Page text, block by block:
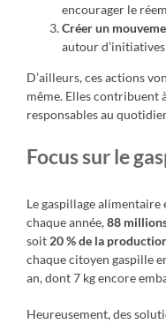
encourager le
Créer un
autour
D’ailleurs, ces actions
même. Elles contribuent
responsables au
Focus sur le
Le gaspillage alimentaire
chaque année,88
soit 20 % de la
chaque citoyen gaspille
an, dont 7 kg encore
Heureusement, des